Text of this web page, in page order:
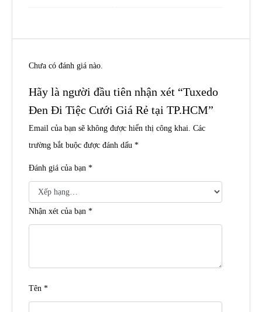
Chưa có đánh giá nào.
Hãy là người đầu tiên nhận xét “Tuxedo
Đen Đi Tiệc Cưới Giá Rẻ tại TP.HCM”
Email của bạn sẽ không được hiển thị công khai. Các
trường bắt buộc được đánh dấu *
Đánh giá của bạn *
Nhận xét của bạn *
Tên *